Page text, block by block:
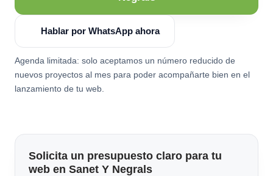
Hablar por WhatsApp ahora
Agenda limitada: solo aceptamos un número reducido de
nuevos proyectos al mes para poder acompañarte bien en el
lanzamiento de tu web.
Solicita un presupuesto claro para tu
web en Sanet Y Negrals